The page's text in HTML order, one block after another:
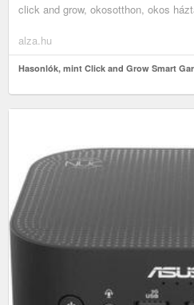
click and grow, okosotthon, okos
alza.hu
Hasonlók, mint Click and Grow Smart